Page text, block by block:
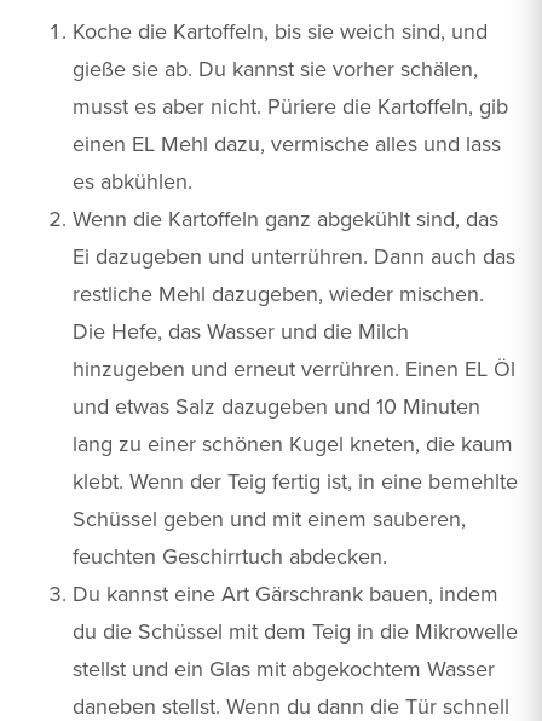
Koche die Kartoffeln, bis sie weich sind, und
gieße sie ab. Du kannst sie vorher schälen,
musst es aber nicht. Püriere die Kartoffeln, gib
einen EL Mehl dazu, vermische alles und lass
es abkühlen.
Wenn die Kartoffeln ganz abgekühlt sind, das
Ei dazugeben und unterrühren. Dann auch das
restliche Mehl dazugeben, wieder mischen.
Die Hefe, das Wasser und die Milch
hinzugeben und erneut verrühren. Einen EL Öl
und etwas Salz dazugeben und 10 Minuten
lang zu einer schönen Kugel kneten, die kaum
klebt. Wenn der Teig fertig ist, in eine bemehlte
Schüssel geben und mit einem sauberen,
feuchten Geschirrtuch abdecken.
Du kannst eine Art Gärschrank bauen, indem
du die Schüssel mit dem Teig in die Mikrowelle
stellst und ein Glas mit abgekochtem Wasser
daneben stellst. Wenn du dann die Tür schnell